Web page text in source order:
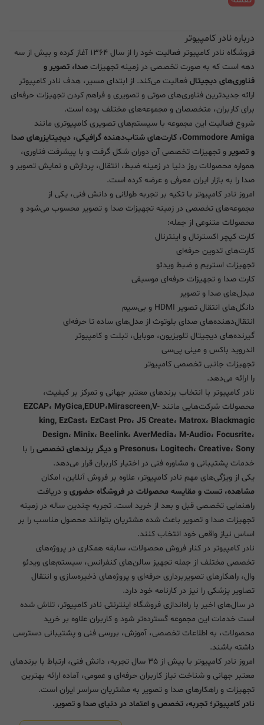
درباره نادر کامپیوتر
فروشگاه نادر کامپیوتر فعالیت خود را از سال ۱۳۶۴ آغاز کرده و بیش از سه
دهه است که به صورت تخصصی در زمینه تجهیزات صدا، تصویر و
فناوری‌های دیجیتال فعالیت می‌کند. از ابتدای مسیر، هدف نادر کامپیوتر
ارائه جدیدترین فناوری‌های صوتی و تصویری و فراهم کردن تجهیزات حرفه‌ای
برای کاربران، متخصصان و مجموعه‌های مختلف بوده است.
شروع فعالیت این مجموعه با سیستم‌های تصویری کامپیوتری مانند
Commodore Amiga، کارت‌های شتاب‌دهنده گرافیکی، دیجیتایزرهای صدا
و تصویر و تجهیزات تخصصی آن دوران شکل گرفت و با پیشرفت فناوری،
همواره محصولات روز دنیا در زمینه ضبط، انتقال، پردازش و نمایش تصویر و
صدا را به بازار ایران معرفی و عرضه کرده است.
امروز نادر کامپیوتر با تکیه بر تجربه طولانی و دانش فنی، یکی از
مجموعه‌های تخصصی در زمینه تجهیزات صدا و تصویر محسوب می‌شود و
محصولات متنوعی از جمله:
کارت کپچر اکسترنال و اینترنال
کارت‌های تدوین حرفه‌ای
تجهیزات استریم و ضبط ویدئو
کارت صدا و تجهیزات حرفه‌ای موسیقی
مبدل‌های صدا و تصویر
دانگل‌های انتقال تصویر HDMI و بی‌سیم
انتقال‌دهنده‌های صدای بلوتوث از مدل‌های ساده تا حرفه‌ای
گیرنده‌های دیجیتال تلویزیون، موبایل، تبلت و کامپیوتر
اندروید باکس و مینی پی‌سی
تجهیزات جانبی تخصصی کامپیوتر
را ارائه می‌دهد.
نادر کامپیوتر با انتخاب برندهای معتبر جهانی و تمرکز بر کیفیت،
محصولات شرکت‌هایی مانند EZCAP، MyGica,EDUP،Mirascreen,V-
king, EzCast، EzCast Pro، J5 Create، Matrox، Blackmagic
Design، Minix، Beelink، AverMedia، M-Audio، Focusrite،
Presonus، Logitech، Creative، Sony و دیگر برندهای تخصصی
را با
خدمات پشتیبانی و مشاوره فنی در اختیار کاربران قرار می‌دهد.
یکی از ویژگی‌های مهم نادر کامپیوتر، علاوه بر فروش آنلاین، امکان
مشاهده، تست و مقایسه محصولات در فروشگاه حضوری و دریافت
راهنمایی تخصصی قبل و بعد از خرید است. تجربه چندین ساله در زمینه
تجهیزات صدا و تصویر باعث شده مشتریان بتوانند محصول مناسب را بر
اساس نیاز واقعی خود انتخاب کنند.
نادر کامپیوتر در کنار فروش محصولات، سابقه همکاری در پروژه‌های
تخصصی مختلف از جمله تجهیز سالن‌های کنفرانس، سیستم‌های ویدئو
وال، راهکارهای تصویربرداری حرفه‌ای و پروژه‌های ذخیره‌سازی و انتقال
تصاویر پزشکی را نیز در کارنامه خود دارد.
در سال‌های اخیر با راه‌اندازی فروشگاه اینترنتی نادر کامپیوتر، تلاش شده
است خدمات این مجموعه گسترده‌تر شود و کاربران علاوه بر خرید
محصولات، به اطلاعات تخصصی، آموزش، بررسی فنی و پشتیبانی دسترسی
داشته باشند.
امروز نادر کامپیوتر با بیش از ۳۵ سال تجربه، دانش فنی، ارتباط با برندهای
معتبر جهانی و شناخت نیاز کاربران حرفه‌ای و عمومی، آماده ارائه بهترین
تجهیزات و راهکارهای صدا و تصویر به مشتریان سراسر ایران است.
نادر کامپیوتر؛ تجربه، تخصص و اعتماد در دنیای صدا و تصویر.